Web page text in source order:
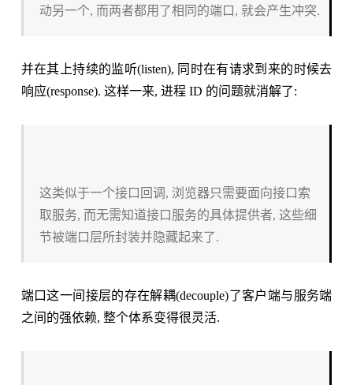
动另一个, 而两者都用了相同的端口, 就会产生冲突.
并在其上持续的监听(listen), 同时在有请求到来的时候去
响应(response). 这样一来, 进程 ID 的问题就消解了:
这类似于一个接口回调, 浏览器只需要面向接口索
取服务, 而无需知道接口服务的具体提供者, 这些细
节被端口层所封装并隐藏起来了.
端口这一间接层的存在解耦(decouple)了客户端与服务端
之间的强依赖, 整个体系变得很灵活.